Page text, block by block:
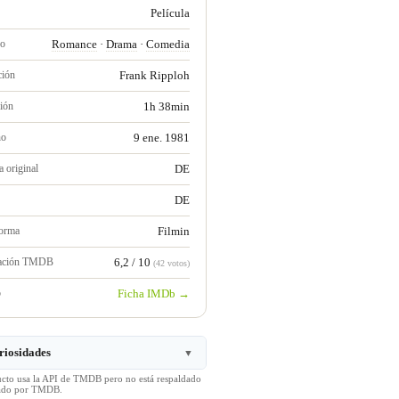
Película
Romance · Drama · Comedia
Frank Ripploh
1h 38min
9 ene. 1981
original DE
DE
Filmin
TMDB 6,2 / 10 (42 votos)
Ficha IMDb →
▼
usa la API de TMDB pero no está respaldado
por TMDB.